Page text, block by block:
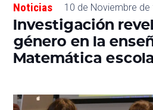
Noticias 10 de Noviembre de
Investigación
género en la
Matemática